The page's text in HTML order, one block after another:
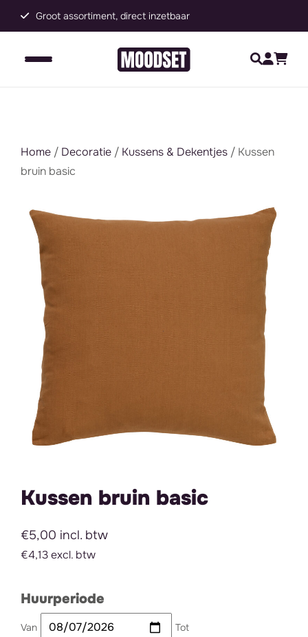
Groot assortiment, direct inzetbaar
Home / Decoratie / Kussens & Dekentjes / Kussen
bruin basic
Kussen bruin basic
€5,00 incl. btw
€4,13 excl. btw
Huurperiode
Van Tot